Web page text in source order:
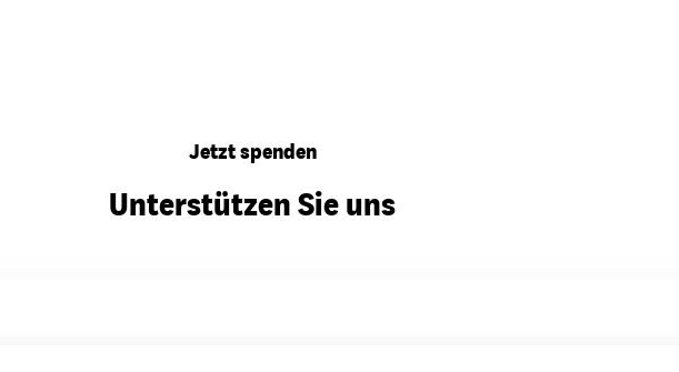
Jetzt spenden
Unterstützen Sie uns